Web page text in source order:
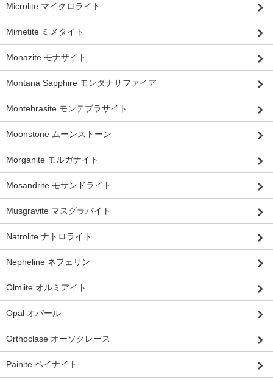
Microlite マイクロライト
Mimetite ミメタイト
Monazite モナザイト
Montana Sapphire モンタナサファイア
Montebrasite モンテブラサイト
Moonstone ムーンストーン
Morganite モルガナイト
Mosandrite モサンドライト
Musgravite マスグラバイト
Natrolite ナトロライト
Nepheline ネフェリン
Olmiite オルミアイト
Opal オパール
Orthoclase オーソクレース
Painite ペイナイト